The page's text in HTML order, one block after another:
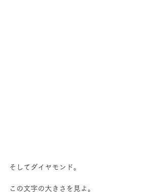
そしてダイヤモンド。
この文字の大きさを見よ。